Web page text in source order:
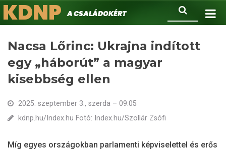
Ugrás
a
Keresés
KDNPA családokért.
Nacsa Lőrinc: Ukrajna indított
egy „háborút” a magyar
kisebbség ellen
2025. szeptember 3., szerda – 09:05
kdnp.hu/Index.hu Fotó: Index.hu/Szollár Zsófi
Míg egyes országokban parlamenti képviselettel és erős